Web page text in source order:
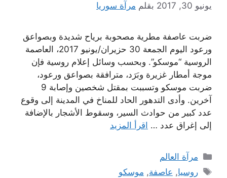
يونيو 30, 2017 بقلم مرآة سوريا
ضربت عاصفة مطرية مصحوبة برياح شديدة وبصواعق
ورعود اليوم الجمعة 30 حزيران/يونيو 2017، العاصمة
الروسية “موسكو”. وبحسب وسائل إعلام روسية فإن
موجة أمطار غزيرة وبَرَد، مترافقة بصواعق ورعود،
ضربت موسكو وتسببت بمقتل شخصين وإصابة 9
آخرين. وأدى التدهور الحاد للمناخ في المدينة إلى وقوع
عدد كبير من حوادث السير، وسقوط الأشجار بالإضافة
إلى إغراق عدد … اقرأ المزيد
التصنيفات
مرآة العالم
الوسوم
روسيا, عاصفة, موسكو